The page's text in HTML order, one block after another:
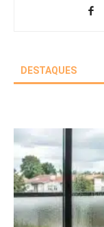
DESTAQUES